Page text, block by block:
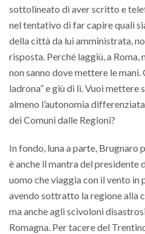
sottolineato di aver scritto e
nel tentativo di far capire quali
della città da lui amministrata,
risposta. Perché laggiù, a Roma,
non sanno dove mettere le
ladrona” e giù di lì. Vuoi mettere
almeno l’autonomia
dei Comuni dalle Regioni?
In fondo, luna a parte, Brugnaro
è anche il mantra del presidente
uomo che viaggia con il vento
avendo sottratto la regione alla
ma anche agli scivoloni
Romagna. Per tacere del